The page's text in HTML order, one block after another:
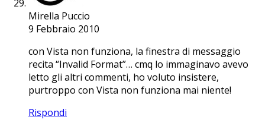
Mirella Puccio
9 Febbraio 2010
con Vista non funziona, la finestra di messaggio
recita “Invalid Format”… cmq lo immaginavo avevo
letto gli altri commenti, ho voluto insistere,
purtroppo con Vista non funziona mai niente!
Rispondi